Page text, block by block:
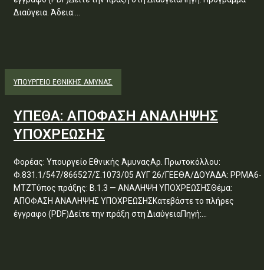
Διαύγεια. Άδεια:...
ΥΠΟΥΡΓΕΊΟ ΕΘΝΙΚΉΣ ΆΜΥΝΑΣ
ΥΠΕΘΑ: ΑΠΟΦΑΣΗ ΑΝΑΛΗΨΗΣ
ΥΠΟΧΡΕΩΣΗΣ
Φορέας: Υπουργείο Εθνικής ΆμυναςΑρ. Πρωτοκόλλου:
Φ.831.1/547/866527/Σ.1073/05 ΑΥΓ 26/ΓΕΕΘΑ/ΔΟΥΑΔΑ: ΡΡΜΑ6-
ΜΤΖΤύπος πράξης: Β.1.3 — ΑΝΑΛΗΨΗ ΥΠΟΧΡΕΩΣΗΣΘέμα:
ΑΠΟΦΑΣΗ ΑΝΑΛΗΨΗΣ ΥΠΟΧΡΕΩΣΗΣΚατεβάστε το πλήρες
έγγραφο (PDF)Δείτε την πράξη στη ΔιαύγειαΠηγή:...